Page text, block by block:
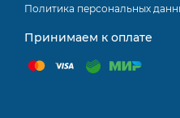
Политика персональных
Принимаем к оплате